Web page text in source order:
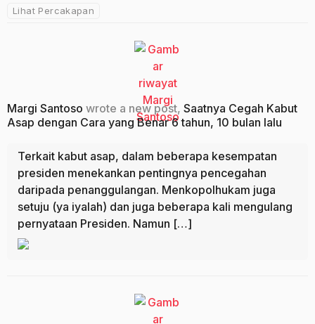
Lihat Percakapan
Margi Santoso wrote a new post, Saatnya Cegah Kabut
Asap dengan Cara yang Benar 6 tahun, 10 bulan lalu
Terkait kabut asap, dalam beberapa kesempatan
presiden menekankan pentingnya pencegahan
daripada penanggulangan. Menkopolhukam juga
setuju (ya iyalah) dan juga beberapa kali mengulang
pernyataan Presiden. Namun […]